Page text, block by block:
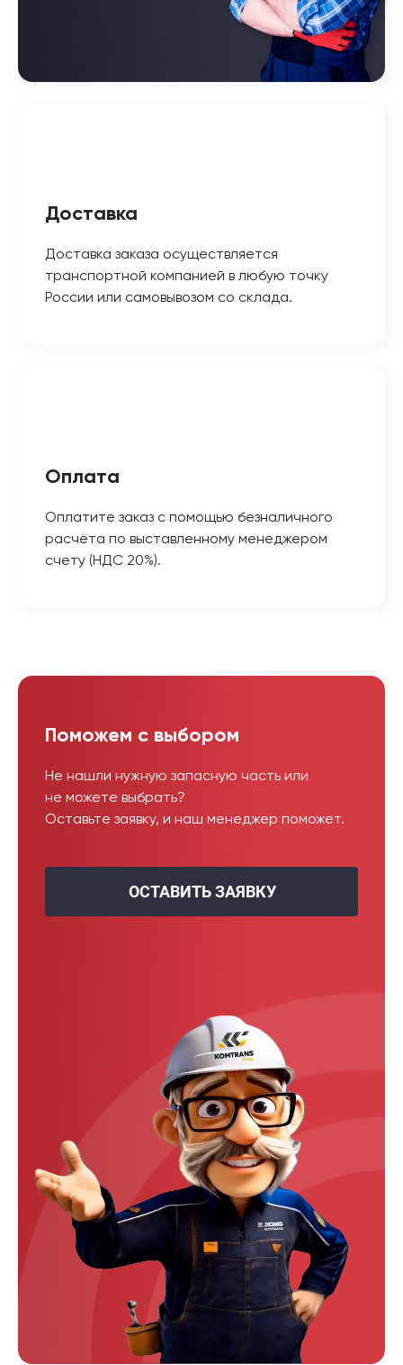
Доставка
Доставка заказа осуществляется
транспортной компанией в любую точку
России или самовывозом со склада.
Оплата
Оплатите заказ с помощью безналичного
расчёта по выставленному менеджером
счету (НДС 20%).
Поможем с выбором
Не нашли нужную запасную часть или
не можете выбрать?
Оставьте заявку, и наш менеджер поможет.
ОСТАВИТЬ ЗАЯВКУ